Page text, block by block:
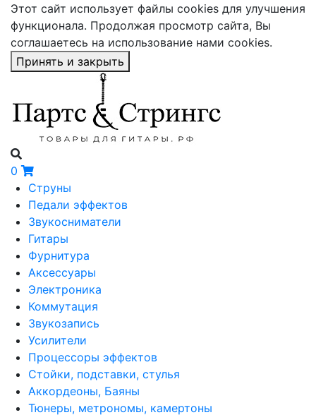
Этот сайт использует файлы cookies для улучшения
функционала. Продолжая просмотр сайта, Вы
соглашаетесь на использование нами cookies.
Принять и закрыть
0
Струны
Педали эффектов
Звукосниматели
Гитары
Фурнитура
Аксессуары
Электроника
Коммутация
Звукозапись
Усилители
Процессоры эффектов
Стойки, подставки, стулья
Аккордеоны, Баяны
Тюнеры, метрономы, камертоны